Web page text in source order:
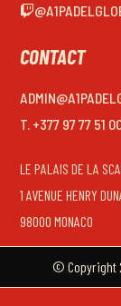
CONTACT
T. +377 97 77 51
LE PALAIS DE LA
1 AVENUE HENRY
98000 MONACO
© Copyright